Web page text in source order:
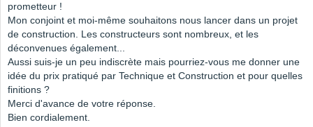
prometteur !
Mon conjoint et moi-même souhaitons nous lancer dans un projet
de construction. Les constructeurs sont nombreux, et les
déconvenues également...
Aussi suis-je un peu indiscrète mais pourriez-vous me donner une
idée du prix pratiqué par Technique et Construction et pour quelles
finitions ?
Merci d'avance de votre réponse.
Bien cordialement.